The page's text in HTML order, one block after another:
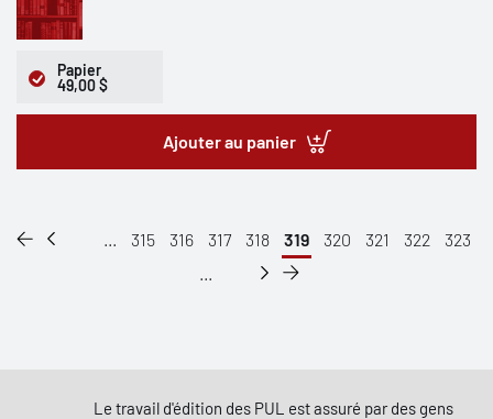
Papier
49,00 $
Ajouter au panier
... 315 316 317 318 319 320 321 322
323
...
Le travail d'édition des PUL est assuré par des gens